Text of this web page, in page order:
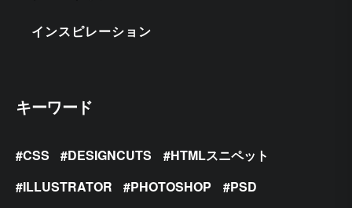
インスピレーション
キーワード
CSS DESIGNCUTS
HTMLスニペット
ILLUSTRATOR
PHOTOSHOP
PSD